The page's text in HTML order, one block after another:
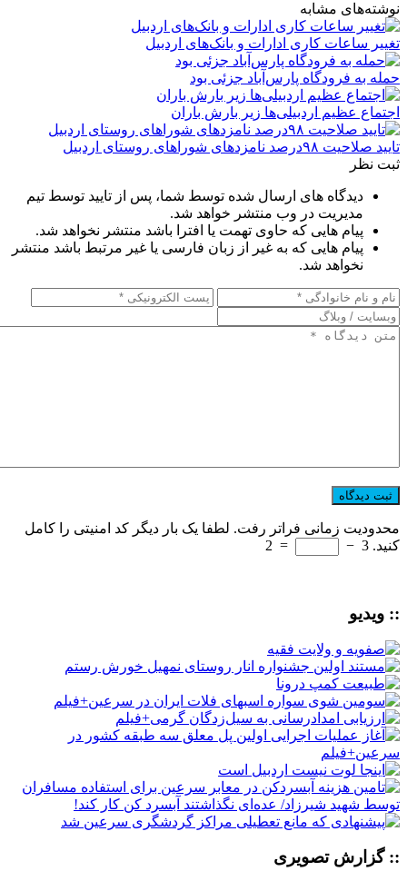
نوشته‌های مشابه
تغییر ساعات کاری ادارات و بانک‌های اردبیل
حمله به فرودگاه پارس‌‌آباد جزئی بود
اجتماع عظیم اردبیلی‌ها زیر بارش باران
تایید صلاحیت ۹۸درصد نامزدهای شوراهای روستای اردبیل
ثبت نظر
دیدگاه های ارسال شده توسط شما، پس از تایید توسط تیم
مدیریت در وب منتشر خواهد شد.
پیام هایی که حاوی تهمت یا افترا باشد منتشر نخواهد شد.
پیام هایی که به غیر از زبان فارسی یا غیر مرتبط باشد منتشر
نخواهد شد.
محدودیت زمانی فراتر رفت. لطفا یک بار دیگر کد امنیتی را کامل
کنید. 3
−
=
2
:: ویدیو
:: گزارش تصویری